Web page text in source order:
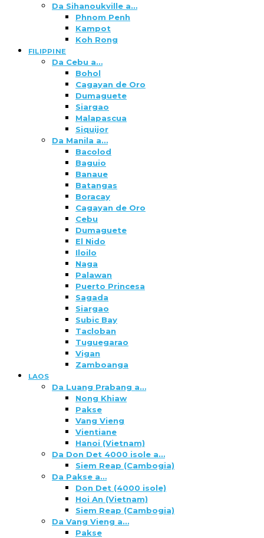
Da Sihanoukville a…
Phnom Penh
Kampot
Koh Rong
FILIPPINE
Da Cebu a…
Bohol
Cagayan de Oro
Dumaguete
Siargao
Malapascua
Siquijor
Da Manila a…
Bacolod
Baguio
Banaue
Batangas
Boracay
Cagayan de Oro
Cebu
Dumaguete
El Nido
Iloilo
Naga
Palawan
Puerto Princesa
Sagada
Siargao
Subic Bay
Tacloban
Tuguegarao
Vigan
Zamboanga
LAOS
Da Luang Prabang a…
Nong Khiaw
Pakse
Vang Vieng
Vientiane
Hanoi (Vietnam)
Da Don Det 4000 isole a…
Siem Reap (Cambogia)
Da Pakse a…
Don Det (4000 isole)
Hoi An (Vietnam)
Siem Reap (Cambogia)
Da Vang Vieng a…
Pakse